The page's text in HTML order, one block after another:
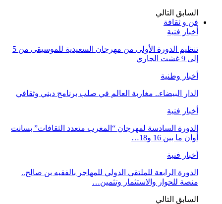
السابق التالي
فن و ثقافة
أخبار فنية
تنظيم الدورة الأولى من مهرجان السعيدية للموسيقى من 5
إلى 9 غشت الجاري
أخبار وطنية
الدار البيضاء.. مغاربة العالم في صلب برنامج ديني وثقافي
أخبار فنية
الدورة السادسة لمهرجان “المغرب متعدد الثقافات” بسانت
أوان ما بين 16 و18…
أخبار فنية
الدورة الرابعة للملتقى الدولي للمهاجر بالفقيه بن صالح..
منصة للحوار والاستثمار وتثمين…
السابق التالي